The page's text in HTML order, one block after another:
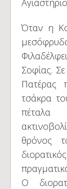
Όταν η
Σοφίας.
Πατέρας
τσάκρα
πέταλα
θρόνος
Ο